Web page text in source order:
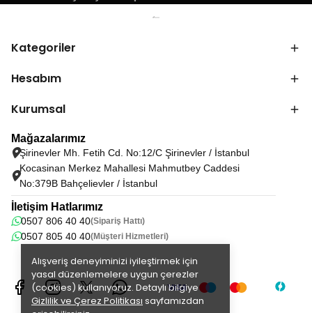
Alışveriş deneyiminizi iyileştirmek için
yasal düzenlemelere uygun çerezler
(cookies) kullanıyoruz. Detaylı bilgiye
Gizlilik ve Çerez Politikası sayfamızdan
Kategoriler
Hesabım
Kurumsal
Mağazalarımız
Şirinevler Mh. Fetih Cd. No:12/C Şirinevler / İstanbul
Kocasinan Merkez Mahallesi Mahmutbey Caddesi
No:379B Bahçelievler / İstanbul
İletişim Hatlarımız
0507 806 40 40(Sipariş Hattı)
0507 805 40 40(Müşteri Hizmetleri)